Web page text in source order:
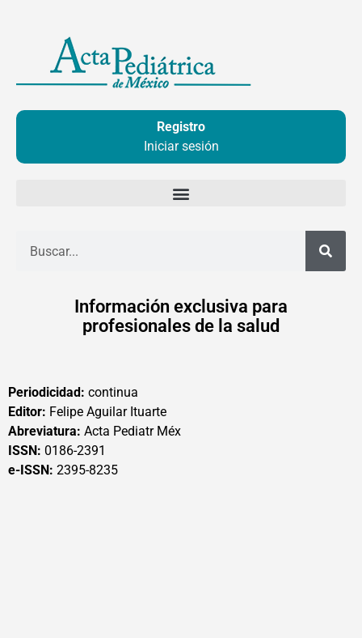
contenido
Registro
Iniciar sesión
Información exclusiva para
profesionales de la salud
Periodicidad: continua
Editor: Felipe Aguilar Ituarte
Abreviatura: Acta Pediatr Méx
ISSN: 0186-2391
e-ISSN: 2395-8235